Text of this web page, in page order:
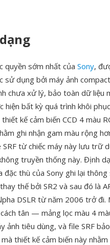
quyền sớm nhất của Sony,
dụng bởi máy ảnh compact
chưa xử lý, bảo toàn dữ liệu
bất kỳ quá trình khôi
kế cảm biến CCD 4 màu
ghi nhận gam màu rộng
từ chiếc máy này lưu trữ
truyền thống này. Định
thù của Sony ghi lại thông
thế bởi SR2 và sau đó là
DSLR từ năm 2006 trở đi.
tân — mảng lọc màu 4
tiêu dùng, và file SRF
thiết kế cảm biến này nhằm